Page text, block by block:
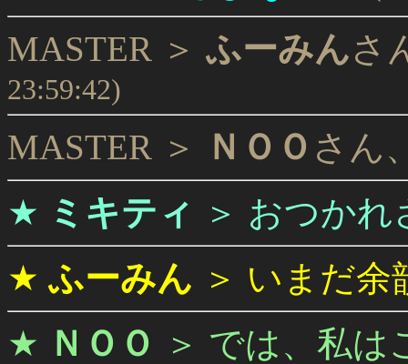
MASTER ＞ ふーみんさ
23:59:42)
MASTER ＞ ＮＯＯ さん
★ ミキティ ＞ おつかれ
★ふーみん ＞ いまだ余
★ ＮＯＯ ＞ では、私は